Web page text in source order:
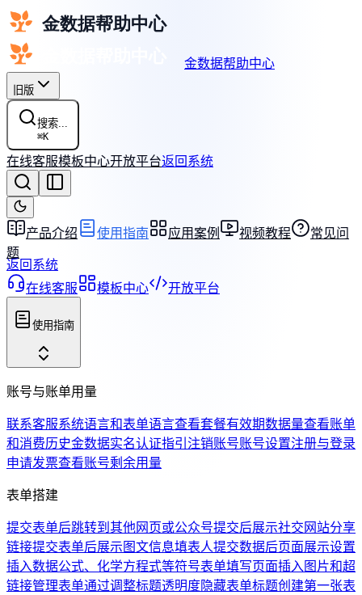
金数据帮助中心
旧版
搜索...
⌘K
在线客服模板中心开放平台返回系统
产品介绍 使用指南 应用案例 视频教程
常见问
题
返回系统
在线客服
模板中心 开放平台
使用指南
账号与账单用量
联系客服系统语言和表单语言查看套餐有效期数据量查看账单
和消费历史金数据实名认证指引注销账号账号设置注册与登录
申请发票查看账号剩余用量
表单搭建
提交表单后跳转到其他网页或公众号提交后展示社交网站分享
链接提交表单后展示图文信息填表人提交数据后页面展示设置
插入数据公式、化学方程式等符号表单填写页面插入图片和超
链接管理表单通过调整标题透明度隐藏表单标题创建第一张表